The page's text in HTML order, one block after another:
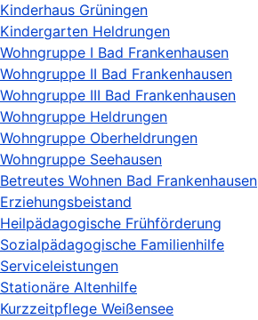
Kinderhaus Grüningen
Kindergarten Heldrungen
Wohngruppe I Bad Frankenhausen
Wohngruppe II Bad Frankenhausen
Wohngruppe III Bad Frankenhausen
Wohngruppe Heldrungen
Wohngruppe Oberheldrungen
Wohngruppe Seehausen
Betreutes Wohnen Bad Frankenhausen
Erziehungsbeistand
Heilpädagogische Frühförderung
Sozialpädagogische Familienhilfe
Serviceleistungen
Stationäre Altenhilfe
Kurzzeitpflege Weißensee